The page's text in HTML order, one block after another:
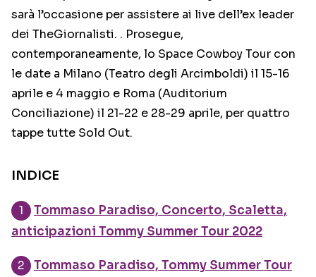
sarà l’occasione per assistere ai live dell’ex leader
dei TheGiornalisti. . Prosegue,
contemporaneamente, lo Space Cowboy Tour con
le date a Milano (Teatro degli Arcimboldi) il 15-16
aprile e 4 maggio e Roma (Auditorium
Conciliazione) il 21-22 e 28-29 aprile, per quattro
tappe tutte Sold Out.
INDICE
Tommaso Paradiso, Concerto, Scaletta,
anticipazioni Tommy Summer Tour 2022
Tommaso Paradiso, Tommy Summer Tour